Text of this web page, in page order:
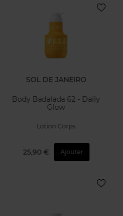
SOL DE JANEIRO
Body Badalada 62 - Daily
Glow
Lotion Corps
25,90 € Ajouter